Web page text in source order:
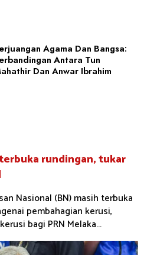
Agama Dan Bangsa:
Antara Tun
Dan Anwar Ibrahim
rundingan, tukar
Nasional (BN) masih terbuka
pembahagian kerusi,
bagi PRN Melaka...